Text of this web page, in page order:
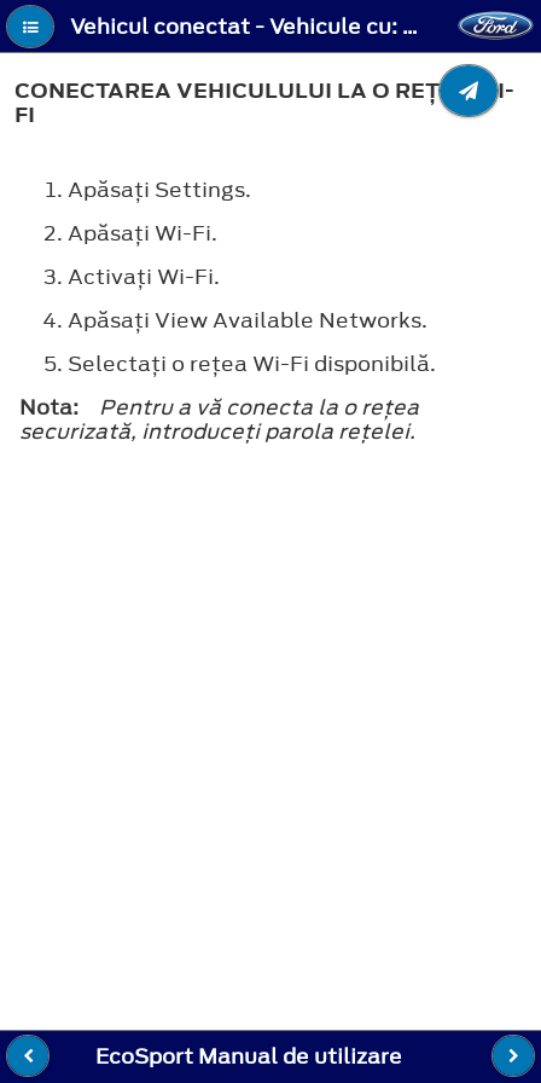
Vehicul conectat - Vehicule cu: SYNC 2.5 - Conectarea vehiculului la o reţea Wi-Fi
CONECTAREA VEHICULULUI LA O REŢEA WI-
FI
Apăsaţi Settings.
Apăsaţi Wi-Fi.
Activaţi Wi-Fi.
Apăsaţi View Available Networks.
Selectaţi o reţea Wi-Fi disponibilă.
Nota:
Pentru a vă conecta la o reţea
securizată, introduceţi parola reţelei.
EcoSport Manual de utilizare